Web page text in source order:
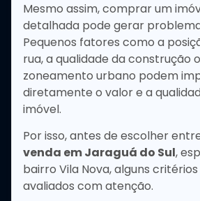
Mesmo assim, comprar um
detalhada pode gerar
Pequenos fatores como a
rua, a qualidade da construção
zoneamento urbano podem
diretamente o valor e a
imóvel.
Por isso, antes de escolher
venda em Jaraguá do Sul,
bairro Vila Nova, alguns
avaliados com atenção.